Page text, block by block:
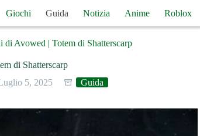
Giochi Guida Notizia Anime Roblox
Avowed | Totem di Shatterscarp
di Shatterscarp
5, 2025 Guida